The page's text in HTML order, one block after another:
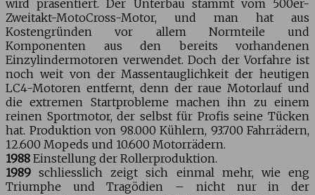
wird präsentiert. Der Unterbau stammt vom 500er-
Zweitakt-MotoCross-Motor, und man hat aus
Kostengründen vor allem Normteile und
Komponenten aus den bereits vorhandenen
Einzylindermotoren verwendet. Doch der Vorfahre ist
noch weit von der Massentauglichkeit der heutigen
LC4-Motoren entfernt, denn der raue Motorlauf und
die extremen Startprobleme machen ihn zu einem
reinen Sportmotor, der selbst für Profis seine Tücken
hat. Produktion von 98.000 Kühlern, 93.700 Fahrrädern,
12.600 Mopeds und 10.600 Motorrädern.
1988 Einstellung der Rollerproduktion.
1989 schliesslich zeigt sich einmal mehr, wie eng
Triumphe und Tragödien – nicht nur in der